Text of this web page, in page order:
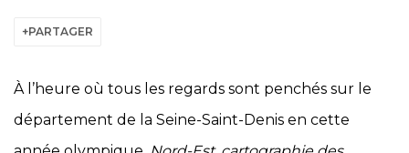
PARTAGER
À l’heure où tous les regards sont penchés sur le
département de la Seine-Saint-Denis en cette